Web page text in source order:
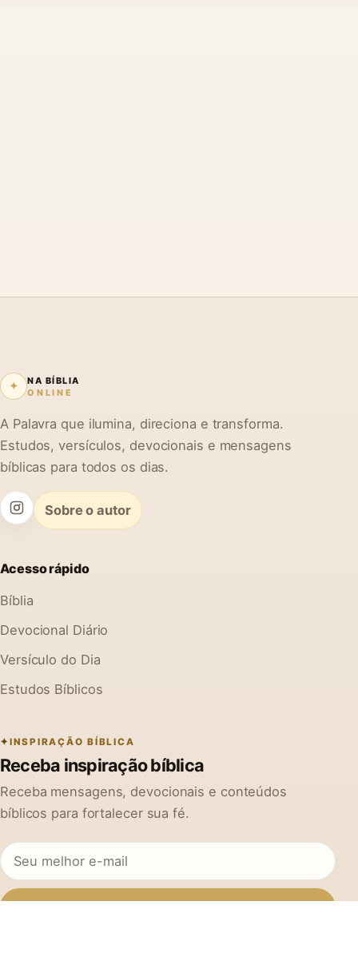
✦
NA BÍBLIA
ONLINE
A Palavra que ilumina, direciona e transforma.
Estudos, versículos, devocionais e mensagens
bíblicas para todos os dias.
Sobre o autor
Acesso rápido
Bíblia
Devocional Diário
Versículo do Dia
Estudos Bíblicos
INSPIRAÇÃO BÍBLICA
Receba inspiração bíblica
Receba mensagens, devocionais e conteúdos
bíblicos para fortalecer sua fé.